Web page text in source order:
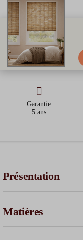
Garantie
5 ans
Présentation
Matières